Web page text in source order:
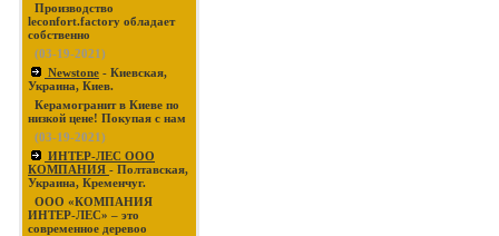
Производство
leconfort.factory обладает
собственно
(03-19-2021)
Newstone - Киевская,
Украина, Киев.
Керамогранит в Киеве по
низкой цене! Покупая с нам
(03-19-2021)
ИНТЕР-ЛЕС ООО
КОМПАНИЯ - Полтавская,
Украина, Кременчуг.
ООО «КОМПАНИЯ
ИНТЕР-ЛЕС» – это
современное деревоо